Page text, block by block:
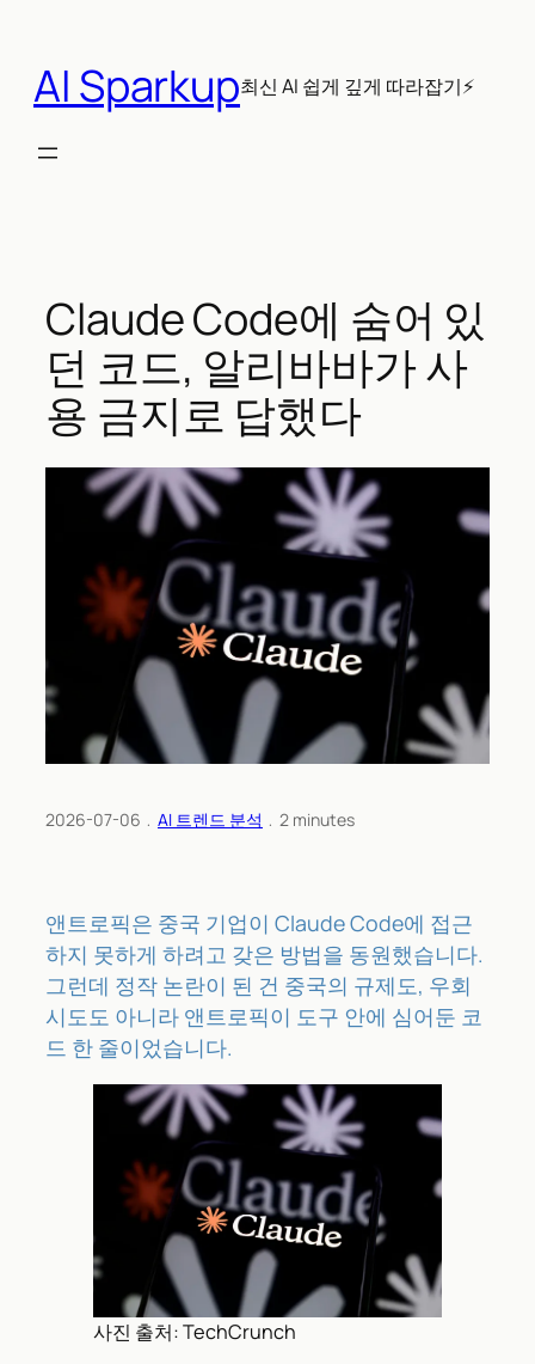
AI Sparkup최신 AI 쉽게 깊게 따라잡기⚡
Claude Code에 숨어 있
던 코드, 알리바바가 사
용 금지로 답했다
2026-07-06 ﹒ AI 트렌드 분석 ﹒ 2 minutes
앤트로픽은 중국 기업이 Claude Code에 접근
하지 못하게 하려고 갖은 방법을 동원했습니다.
그런데 정작 논란이 된 건 중국의 규제도, 우회
시도도 아니라 앤트로픽이 도구 안에 심어둔 코
드 한 줄이었습니다.
사진 출처: TechCrunch